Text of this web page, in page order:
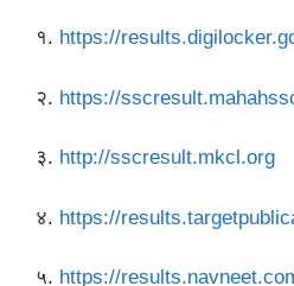
१. https://
२. https://
३. http://sscresult.mkcl.org
४. https://
५. https://